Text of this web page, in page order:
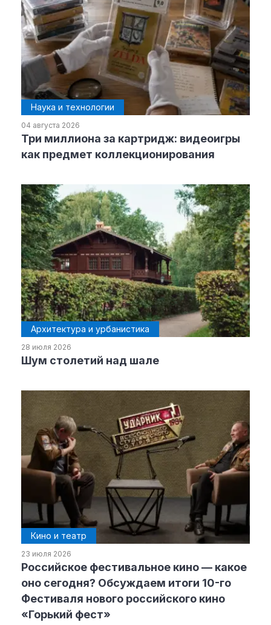
Наука и технологии
04 августа 2026
Три миллиона за картридж: видеоигры
как предмет коллекционирования
Архитектура и урбанистика
28 июля 2026
Шум столетий над шале
Кино и театр
23 июля 2026
Российское фестивальное кино — какое
оно сегодня? Обсуждаем итоги 10-го
Фестиваля нового российского кино
«Горький фест»